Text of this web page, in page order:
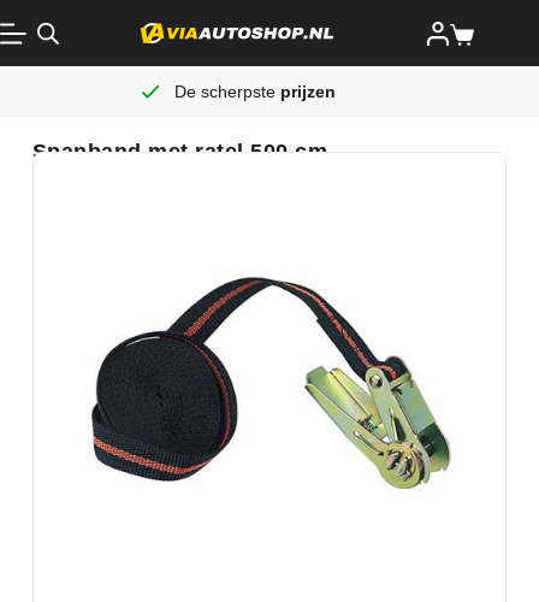
De scherpste prijzen
Spanband met ratel 500 cm